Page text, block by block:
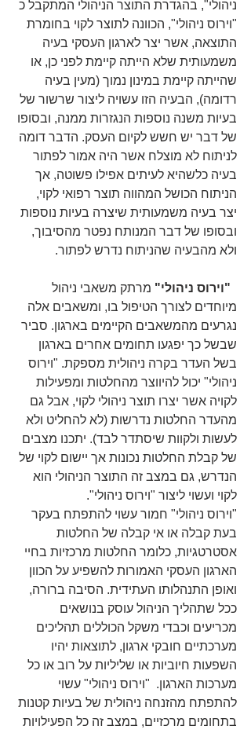
ניהולי", בהגדרת התוצר הניהולי המתקבל כ
"וירוס ניהולי", הכוונה לתוצר לקוי בחומרת
התוצאה, אשר יצר לארגון העסקי בעיה
משמעותית שלא הייתה קיימת לפני כן, או
שהייתה קיימת במינון נמוך (מעין בעיה
רדומה), הבעיה הזו עשויה ליצור שרשור של
בעיות משנה נוספות הנגזרות ממנה, ובסופו
של דבר יש חשש לקיום העסק. הדבר דומה
לניתוח לא מוצלח אשר היה אמור לפתור
בעיה כלשהיא לעיתים אפילו פשוטה, אך
הניתוח הכושל המהווה תוצר רפואי לקוי,
יצר בעיה משמעותית שיצרה בעיות נוספות
ובסופו של דבר המנותח נפטר מהסיבוך,
ולא מהבעיה שהניתוח נדרש לפתור.
"וירוס ניהולי" מרתק משאבי ניהול
מיוחדים לצורך הטיפול בו, ומשאבים אלה
נגרעים מהמשאבים הקיימים בארגון. סביר
שבשל כך יפגעו תחומים אחרים בארגון
בשל העדר בקרה ניהולית מספקת. "וירוס
ניהולי" יכול להיווצר מהחלטות ומפעילות
לקויה אשר יצרו תוצר ניהולי לקוי, אבל גם
מהעדר החלטות נדרשות (לא להחליט ולא
לעשות ולקוות שיסתדר לבד). יתכנו מצבים
של קבלת החלטות נכונות אך יישום לקוי של
הנדרש, גם במצב זה התוצר הניהולי הוא
לקוי ועשוי ליצור "וירוס ניהולי".
"וירוס ניהולי" חמור עשוי להתפתח בעקר
בעת קבלה או אי קבלה של החלטות
אסטרטגיות, כלומר החלטות מרכזיות בחיי
הארגון העסקי האמורות להשפיע על הכוון
ואופן התנהלותו העתידית. הסיבה ברורה,
ככל שתהליך הניהול עוסק בנושאים
מכריעים וכבדי משקל הכוללים תהליכים
מערכתיים חובקי ארגון, לתוצאות יהיו
השפעות חיוביות או שליליות על רוב או כל
מערכות הארגון.  "וירוס ניהולי" עשוי
להתפתח מהזנחה ניהולית של בעיות קטנות
בתחומים מרכזיים, במצב זה כל הפעילויות